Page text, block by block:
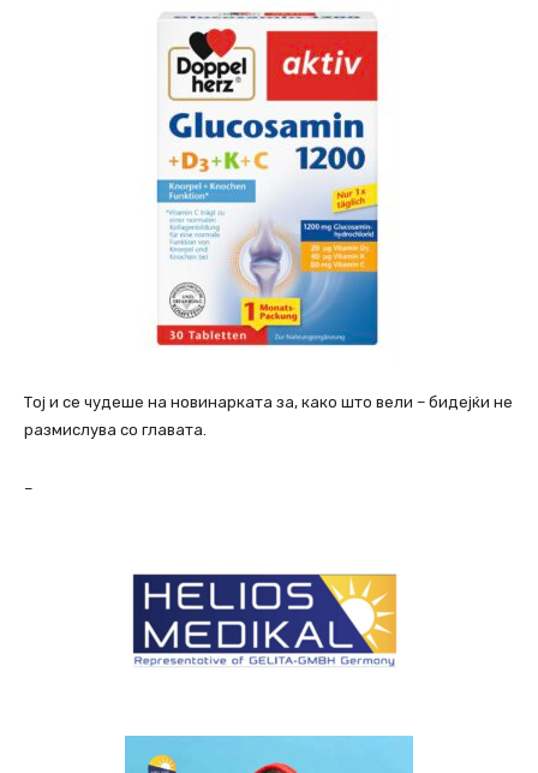
Тој и се чудеше на новинарката за, како што вели – бидејќи не
размислува со главата.
–